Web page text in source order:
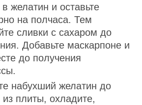
желатин и оставьте
на полчаса. Тем
сливки с сахаром до
Добавьте маскарпоне и
до получения
набухший желатин до
из плиты, охладите,